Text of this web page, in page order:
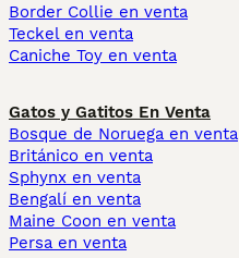
Border Collie en venta
Teckel en venta
Caniche Toy en venta
Gatos y Gatitos En Venta
Bosque de Noruega en venta
Británico en venta
Sphynx en venta
Bengalí en venta
Maine Coon en venta
Persa en venta